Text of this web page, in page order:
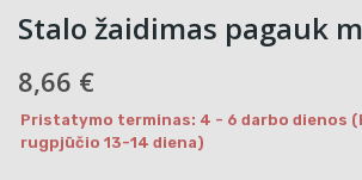
Stalo žaidimas pagauk
8,66 €
Pristatymo terminas: 4 - 6 darbo dienos
rugpjūčio 13-14 diena)